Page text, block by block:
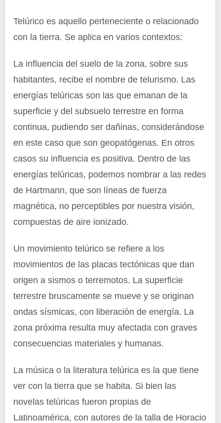
Telúrico es aquello perteneciente o relacionado
con la tierra. Se aplica en varios contextos:
La influencia del suelo de la zona, sobre sus
habitantes, recibe el nombre de telurismo. Las
energías telúricas son las que emanan de la
superficie y del subsuelo terrestre en forma
continua, pudiendo ser dañinas, considerándose
en este caso que son geopatógenas. En otros
casos su influencia es positiva. Dentro de las
energías telúricas, podemos nombrar a las redes
de Hartmann, que son líneas de fuerza
magnética, no perceptibles por nuestra visión,
compuestas de aire ionizado.
Un movimiento telúrico se refiere a los
movimientos de las placas tectónicas que dan
origen a sismos o terremotos. La superficie
terrestre bruscamente se mueve y se originan
ondas sísmicas, con liberación de energía. La
zona próxima resulta muy afectada con graves
consecuencias materiales y humanas.
La música o la literatura telúrica es la que tiene
ver con la tierra que se habita. Si bien las
novelas telúricas fueron propias de
Latinoamérica, con autores de la talla de Horacio